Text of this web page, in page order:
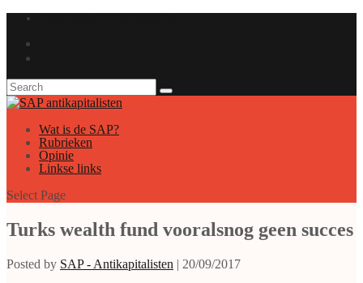
Wat is de SAP?
Rubrieken
Opinie
Linkse links
Select Page
Turks wealth fund vooralsnog geen succes
Posted by SAP - Antikapitalisten | 20/09/2017